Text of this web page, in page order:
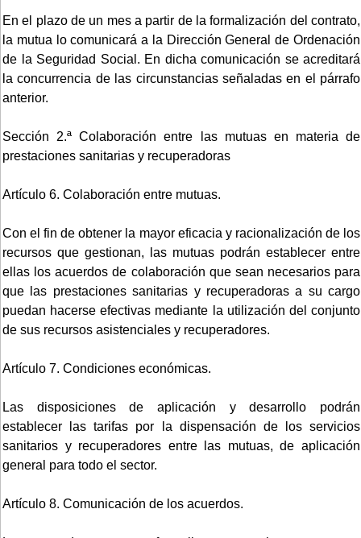
En el plazo de un mes a partir de la formalización del contrato,
la mutua lo comunicará a la Dirección General de Ordenación
de la Seguridad Social. En dicha comunicación se acreditará
la concurrencia de las circunstancias señaladas en el párrafo
anterior.
Sección 2.ª Colaboración entre las mutuas en materia de
prestaciones sanitarias y recuperadoras
Artículo 6. Colaboración entre mutuas.
Con el fin de obtener la mayor eficacia y racionalización de los
recursos que gestionan, las mutuas podrán establecer entre
ellas los acuerdos de colaboración que sean necesarios para
que las prestaciones sanitarias y recuperadoras a su cargo
puedan hacerse efectivas mediante la utilización del conjunto
de sus recursos asistenciales y recuperadores.
Artículo 7. Condiciones económicas.
Las disposiciones de aplicación y desarrollo podrán
establecer las tarifas por la dispensación de los servicios
sanitarios y recuperadores entre las mutuas, de aplicación
general para todo el sector.
Artículo 8. Comunicación de los acuerdos.